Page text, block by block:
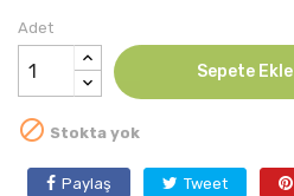
Adet
Sepete Ekle
 Stokta yok
Paylaş Tweet